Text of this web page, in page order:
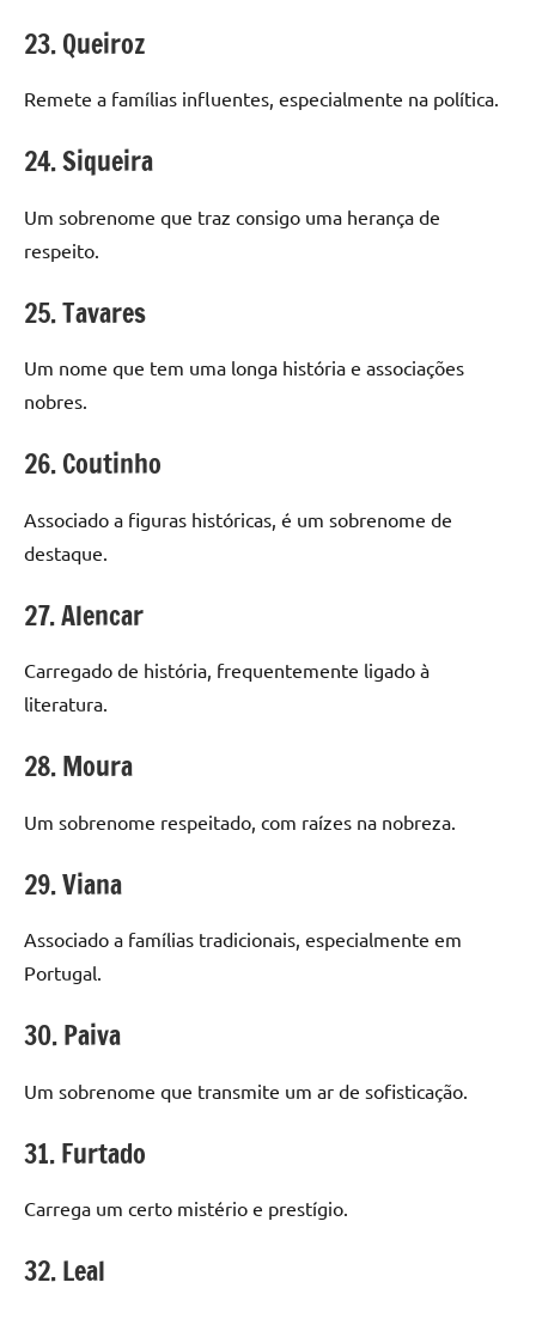
23. Queiroz
Remete a famílias influentes, especialmente na política.
24. Siqueira
Um sobrenome que traz consigo uma herança de
respeito.
25. Tavares
Um nome que tem uma longa história e associações
nobres.
26. Coutinho
Associado a figuras históricas, é um sobrenome de
destaque.
27. Alencar
Carregado de história, frequentemente ligado à
literatura.
28. Moura
Um sobrenome respeitado, com raízes na nobreza.
29. Viana
Associado a famílias tradicionais, especialmente em
Portugal.
30. Paiva
Um sobrenome que transmite um ar de sofisticação.
31. Furtado
Carrega um certo mistério e prestígio.
32. Leal